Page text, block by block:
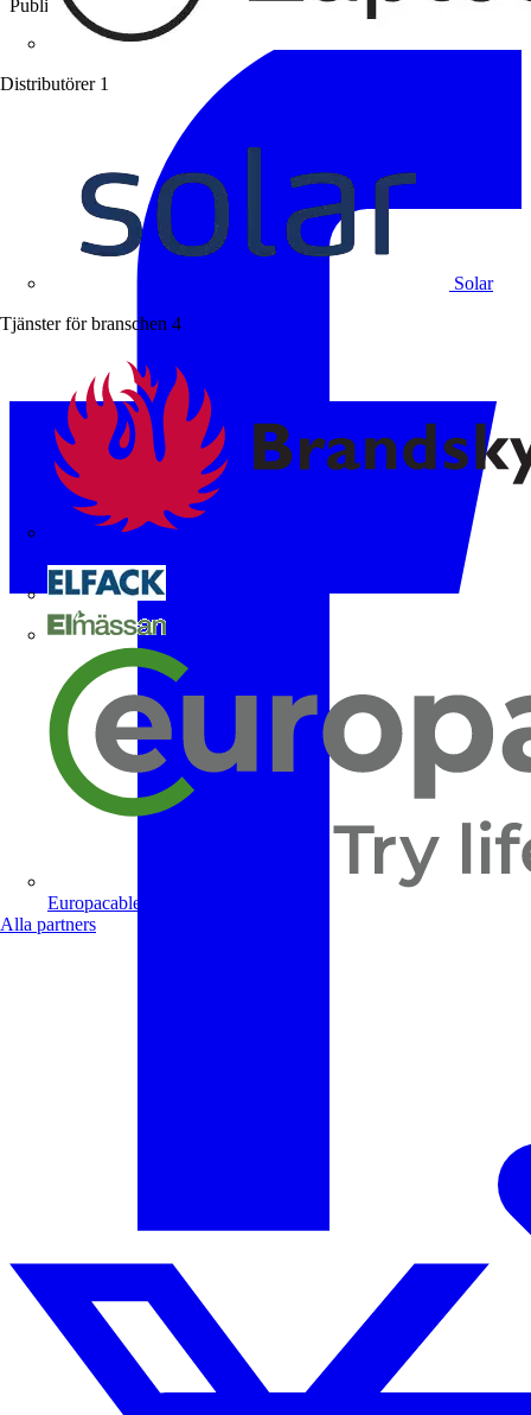
Distributörer 1
Solar
Tjänster för branschen 4
Europacable
Alla partners
Publicerad: 4 mars 2025Kategori: Branschnyheter